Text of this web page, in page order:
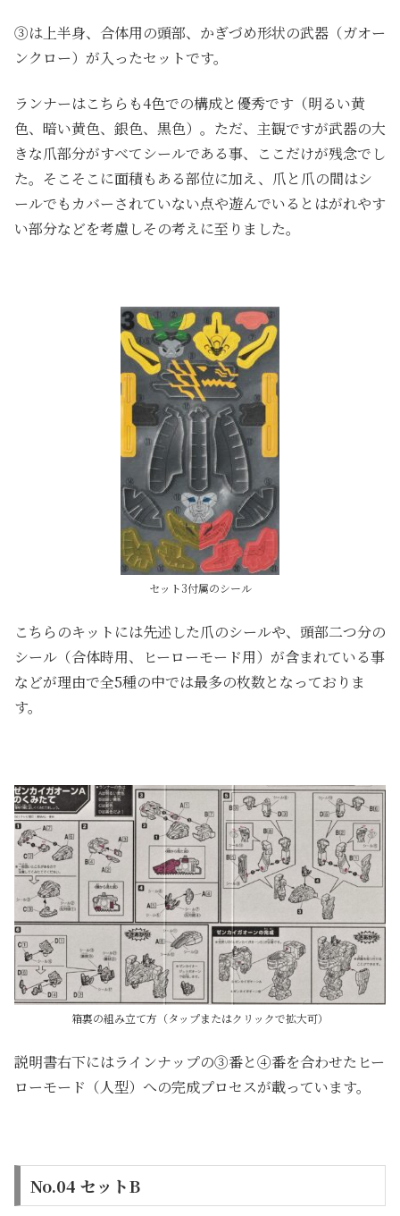
③は上半身、合体用の頭部、かぎづめ形状の武器（ガオー
ンクロー）が入ったセットです。
ランナーはこちらも4色での構成と優秀です（明るい黄
色、暗い黄色、銀色、黒色）。ただ、主観ですが武器の大
きな爪部分がすべてシールである事、ここだけが残念でし
た。そこそこに面積もある部位に加え、爪と爪の間はシ
ールでもカバーされていない点や遊んでいるとはがれやす
い部分などを考慮しその考えに至りました。
セット3付属のシール
こちらのキットには先述した爪のシールや、頭部二つ分の
シール（合体時用、ヒーローモード用）が含まれている事
などが理由で全5種の中では最多の枚数となっておりま
す。
箱裏の組み立て方（タップまたはクリックで拡大可）
説明書右下にはラインナップの③番と④番を合わせたヒー
ローモード（人型）への完成プロセスが載っています。
No.04 セットB